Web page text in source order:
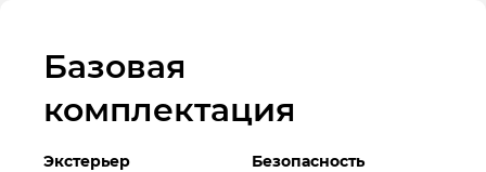
Базовая
комплектация
Экстерьер Безопасность